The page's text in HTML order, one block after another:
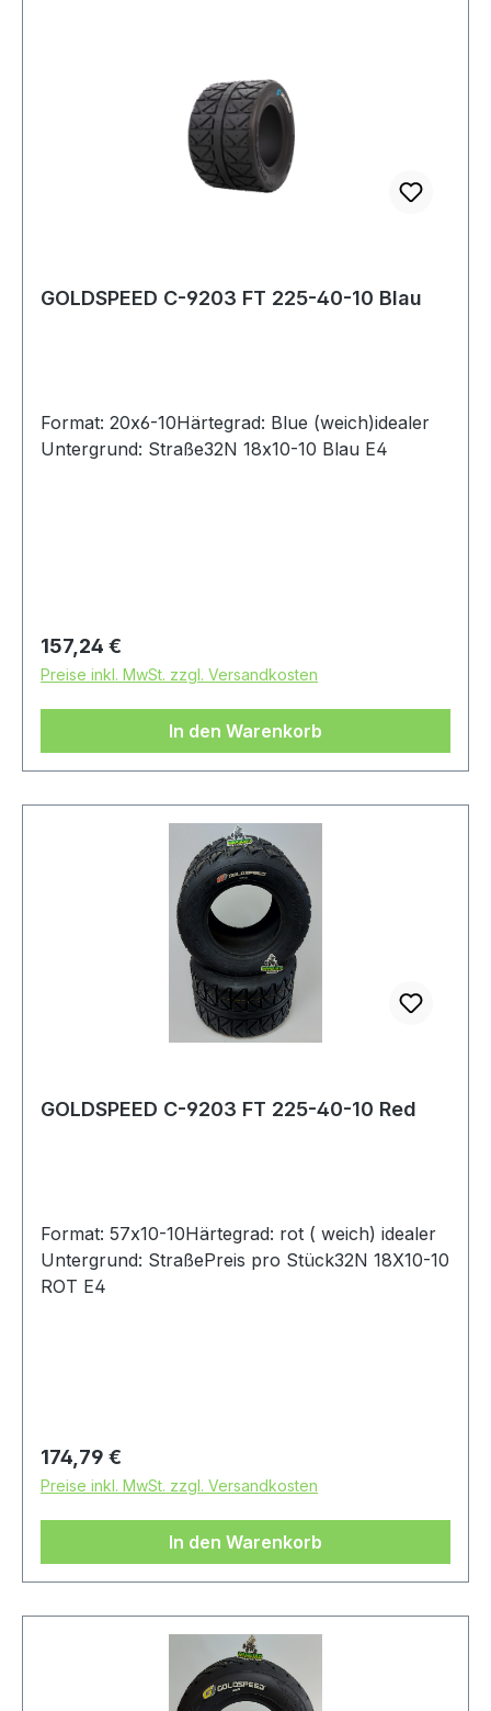
GOLDSPEED C-9203 FT 225-40-10 Blau
Format: 20x6-10Härtegrad: Blue (weich)idealer
Untergrund: Straße32N 18x10-10 Blau E4
Regulärer Preis:
157,24 €
Preise inkl. MwSt. zzgl. Versandkosten
In den Warenkorb
GOLDSPEED C-9203 FT 225-40-10 Red
Format: 57x10-10Härtegrad: rot ( weich) idealer
Untergrund: StraßePreis pro Stück32N 18X10-10
ROT E4
Regulärer Preis:
174,79 €
Preise inkl. MwSt. zzgl. Versandkosten
In den Warenkorb